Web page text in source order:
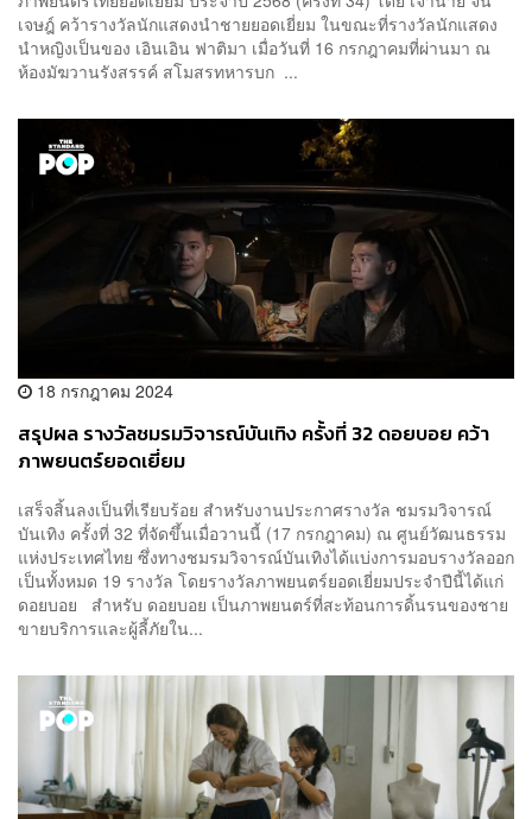
เจษฎ์ คว้ารางวัลนักแสดงนำชายยอดเยี่ยม ในขณะที่รางวัลนักแสดง
นำหญิงเป็นของ เอินเอิน ฟาติมา เมื่อวันที่ 16 กรกฎาคมที่ผ่านมา ณ
ห้องมัฆวานรังสรรค์ สโมสรทหารบก ...
18 กรกฎาคม 2024
สรุปผล รางวัลชมรมวิจารณ์บันเทิง ครั้งที่ 32 ดอยบอย คว้า
ภาพยนตร์ยอดเยี่ยม
เสร็จสิ้นลงเป็นที่เรียบร้อย สำหรับงานประกาศรางวัล ชมรมวิจารณ์
บันเทิง ครั้งที่ 32 ที่จัดขึ้นเมื่อวานนี้ (17 กรกฎาคม) ณ ศูนย์วัฒนธรรม
แห่งประเทศไทย ซึ่งทางชมรมวิจารณ์บันเทิงได้แบ่งการมอบรางวัลออก
เป็นทั้งหมด 19 รางวัล โดยรางวัลภาพยนตร์ยอดเยี่ยมประจำปีนี้ได้แก่
ดอยบอย สำหรับ ดอยบอย เป็นภาพยนตร์ที่สะท้อนการดิ้นรนของชาย
ขายบริการและผู้ลี้ภัยใน...